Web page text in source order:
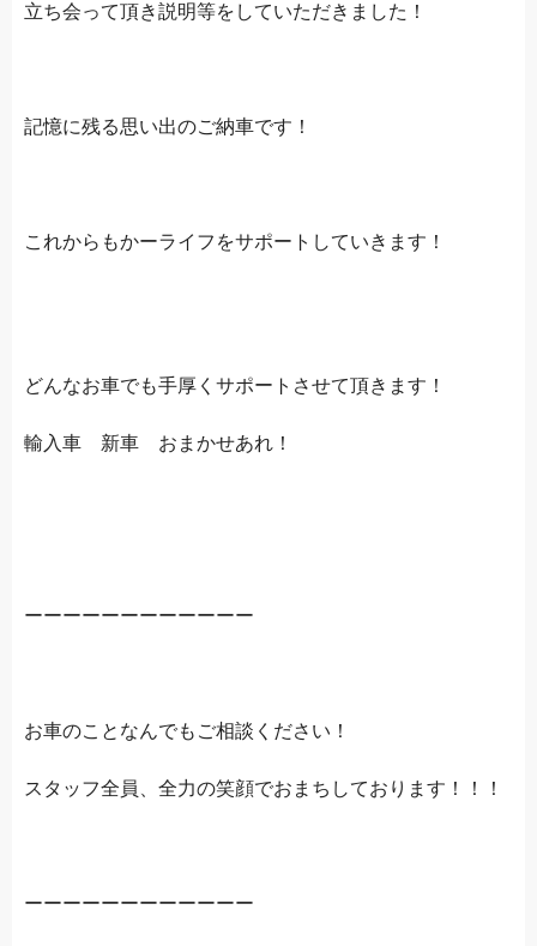
立ち会って頂き説明等をしていただきました！
記憶に残る思い出のご納車です！
これからもかーライフをサポートしていきます！
どんなお車でも手厚くサポートさせて頂きます！
輸入車 新車 おまかせあれ！
ーーーーーーーーーーーー
お車のことなんでもご相談ください！
スタッフ全員、全力の笑顔でおまちしております！！！
ーーーーーーーーーーーー